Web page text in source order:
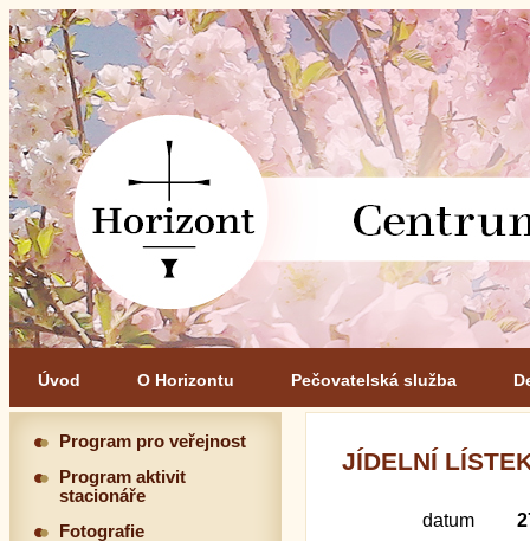
Úvod O Horizontu Pečovatelská služba
JÍDELNÍ
datum
Program pro veřejnost
Program aktivit
stacionáře
Fotografie